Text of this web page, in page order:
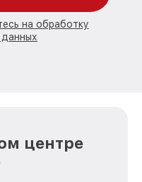
на обработку
центре